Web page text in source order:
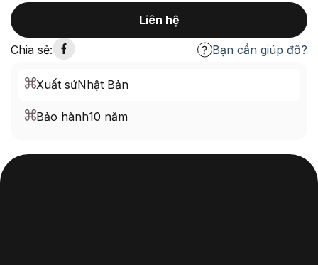
Liên hệ
Chia sẻ: Bạn cần giúp đỡ?
Xuất sứNhật Bản
Bảo hành10 năm